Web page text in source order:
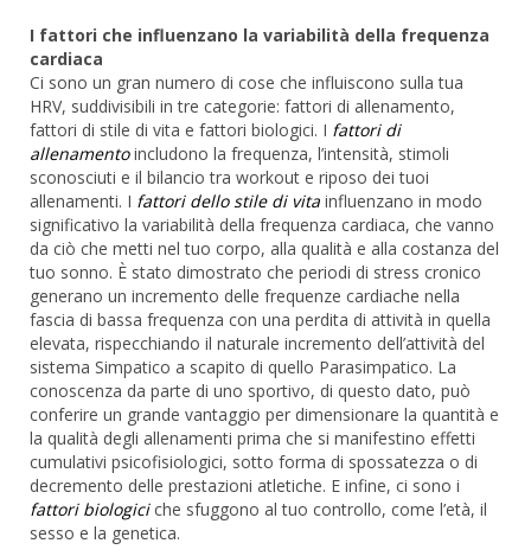
I fattori che influenzano la variabilità della frequenza
cardiaca
Ci sono un gran numero di cose che influiscono sulla tua
HRV, suddivisibili in tre categorie: fattori di allenamento,
fattori di stile di vita e fattori biologici. I fattori di
allenamentoincludono la frequenza, l’intensità, stimoli
sconosciuti e il bilancio tra workout e riposo dei tuoi
allenamenti. I fattori dello stile di vita influenzano in modo
significativo la variabilità della frequenza cardiaca, che vanno
da ciò che metti nel tuo corpo, alla qualità e alla costanza del
tuo sonno. È stato dimostrato che periodi di stress cronico
generano un incremento delle frequenze cardiache nella
fascia di bassa frequenza con una perdita di attività in quella
elevata, rispecchiando il naturale incremento dell’attività del
sistema Simpatico a scapito di quello Parasimpatico. La
conoscenza da parte di uno sportivo, di questo dato, può
conferire un grande vantaggio per dimensionare la quantità e
la qualità degli allenamenti prima che si manifestino effetti
cumulativi psicofisiologici, sotto forma di spossatezza o di
decremento delle prestazioni atletiche. E infine, ci sono i
fattori biologiciche sfuggono al tuo controllo, come l’età, il
sesso e la genetica.